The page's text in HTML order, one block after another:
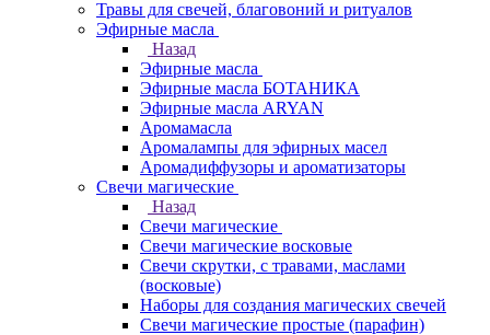
Травы для свечей, благовоний и ритуалов
Эфирные масла
Назад
Эфирные масла
Эфирные масла БОТАНИКА
Эфирные масла ARYAN
Аромамасла
Аромалампы для эфирных масел
Аромадиффузоры и ароматизаторы
Свечи магические
Назад
Свечи магические
Свечи магические восковые
Свечи скрутки, с травами, маслами
(восковые)
Наборы для создания магических свечей
Свечи магические простые (парафин)